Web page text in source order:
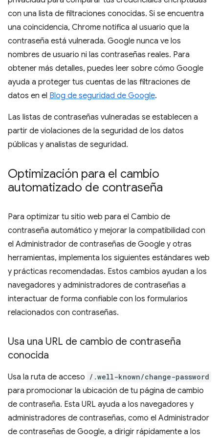
con una lista de filtraciones conocidas. Si se encuentra
una coincidencia, Chrome notifica al usuario que la
contraseña está vulnerada. Google nunca ve los
nombres de usuario ni las contraseñas reales. Para
obtener más detalles, puedes leer sobre cómo Google
ayuda a proteger tus cuentas de las filtraciones de
datos en el Blog de seguridad de Google.
Las listas de contraseñas vulneradas se establecen a
partir de violaciones de la seguridad de los datos
públicas y analistas de seguridad.
Optimización para el cambio
automatizado de contraseña
Para optimizar tu sitio web para el Cambio de
contraseña automático y mejorar la compatibilidad con
el Administrador de contraseñas de Google y otras
herramientas, implementa los siguientes estándares web
y prácticas recomendadas. Estos cambios ayudan a los
navegadores y administradores de contraseñas a
interactuar de forma confiable con los formularios
relacionados con contraseñas.
Usa una URL de cambio de contraseña
conocida
Usa la ruta de acceso /.well-known/change-password
para promocionar la ubicación de tu página de cambio
de contraseña. Esta URL ayuda a los navegadores y
administradores de contraseñas, como el Administrador
de contraseñas de Google, a dirigir rápidamente a los